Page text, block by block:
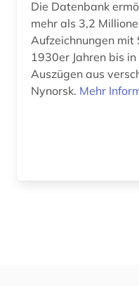
Die Datenbank
mehr als 3,2
Aufzeichnungen mit
1930er Jahren bis
Auszügen aus
Nynorsk. Mehr